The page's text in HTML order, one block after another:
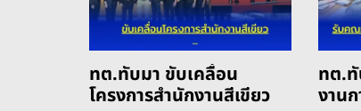
ทต.ทับมา ขับเคลื่อน
โครงการสำนักงานสีเขียว
ทต.
งาน